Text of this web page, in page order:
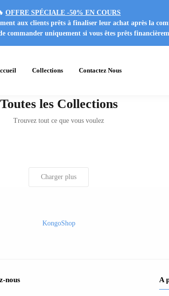
OFFRE SPÉCIALE -50% EN COURS
aux clients prêts à finaliser leur achat après la
commander uniquement si vous êtes prêts
Collections Contactez Nous
Toutes les Collections
Trouvez tout ce que vous voulez
Charger plus
KongoShop
nous A